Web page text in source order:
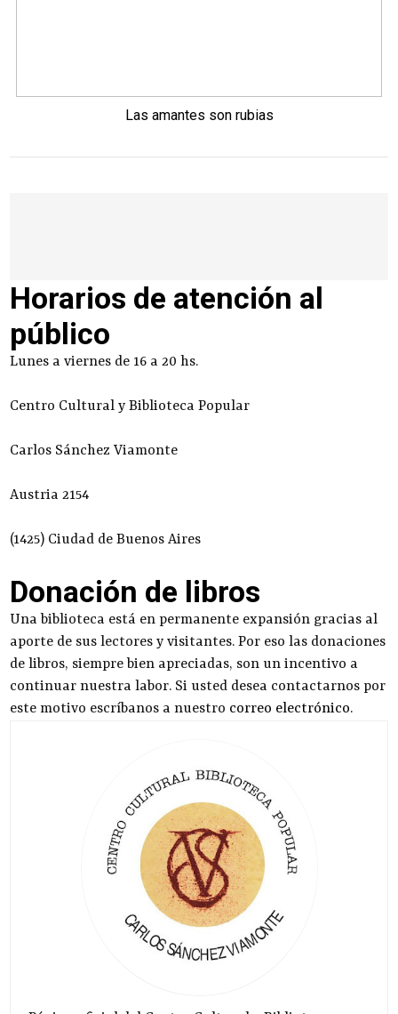
Las amantes son rubias
Horarios de atención al
público
Lunes a viernes de 16 a 20 hs.
Centro Cultural y Biblioteca Popular
Carlos Sánchez Viamonte
Austria 2154
(1425) Ciudad de Buenos Aires
Donación de libros
Una biblioteca está en permanente expansión gracias al
aporte de sus lectores y visitantes. Por eso las donaciones
de libros, siempre bien apreciadas, son un incentivo a
continuar nuestra labor. Si usted desea contactarnos por
este motivo escríbanos a nuestro correo electrónico.